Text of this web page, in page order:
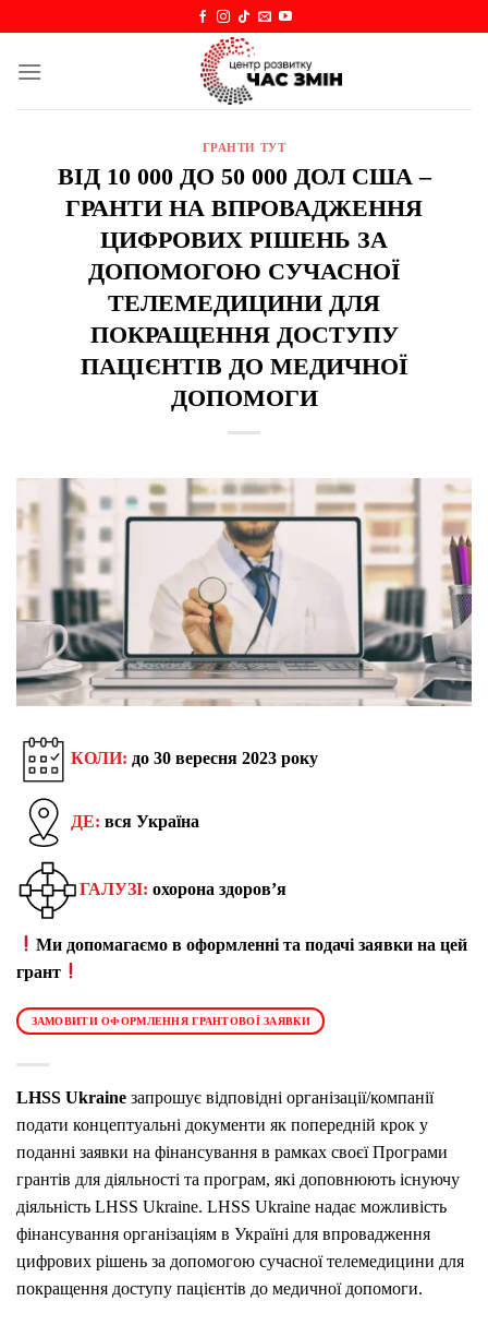
content
ГРАНТИ ТУТ
ВІД 10 000 ДО 50 000 ДОЛ США –
ГРАНТИ НА ВПРОВАДЖЕННЯ
ЦИФРОВИХ РІШЕНЬ ЗА
ДОПОМОГОЮ СУЧАСНОЇ
ТЕЛЕМЕДИЦИНИ ДЛЯ
ПОКРАЩЕННЯ ДОСТУПУ
ПАЦІЄНТІВ ДО МЕДИЧНОЇ
ДОПОМОГИ
КОЛИ: до 30 вересня 2023 року
ДЕ: вся Україна
ГАЛУЗІ: охорона здоров’я
Ми допомагаємо в оформленні та подачі заявки на цей
грант
ЗАМОВИТИ ОФОРМЛЕННЯ ГРАНТОВОЇ ЗАЯВКИ
LHSS Ukraine запрошує відповідні організації/компанії
подати концептуальні документи як попередній крок у
поданні заявки на фінансування в рамках своєї Програми
грантів для діяльності та програм, які доповнюють існуючу
діяльність LHSS Ukraine. LHSS Ukraine надає можливість
фінансування організаціям в Україні для впровадження
цифрових рішень за допомогою сучасної телемедицини для
покращення доступу пацієнтів до медичної допомоги.